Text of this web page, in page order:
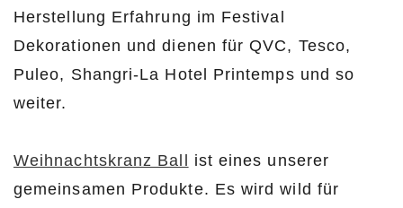
Herstellung Erfahrung im Festival
Dekorationen und dienen für QVC, Tesco,
Puleo, Shangri-La Hotel Printemps und so
weiter.
Weihnachtskranz Ball
ist eines unserer
gemeinsamen Produkte. Es wird wild für